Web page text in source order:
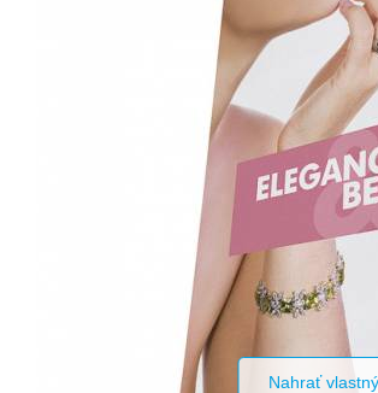
Nahrať